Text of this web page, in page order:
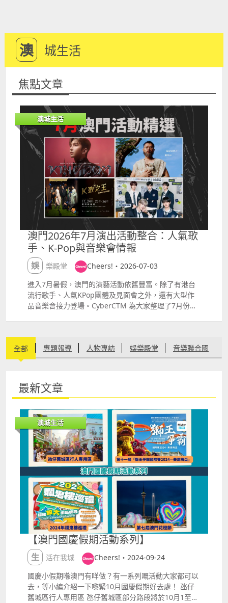
澳 城生活
焦點文章
澳城生活
澳門2026年7月演出活動整合：人氣歌
手、K-Pop與音樂會情報
娛樂殿堂
Cheers!・2026-07-03
進入7月暑假，澳門的演藝活動依舊豐富。除了有港台
流行歌手、人氣KPop團體及見面會之外，還有大型作
品音樂會接力登場。CyberCTM 為大家整理了7月份的
Anson Lo 帶同全新個人巡迴演唱會登陸澳門，帶來標
誌性的勁歌熱舞舞台，神徒們不容錯過。 日期：2026
年7月3日 4日 地點：倫敦人綜藝館 詳情：
sonlo2026.html 《湯令山 心零王子》澳門站 香港
Ramp;B 創作歌手Gareth.T 湯令山於銀河綜藝館開
唱，為樂迷現場帶來充滿個人特色的當代節奏藍調與深
情作品。 日期：2026年7月3日 5日 地點：銀河綜藝館
詳情：
httpswww.galaxymacau.comzhhantoffersentertain
mentgarethtprincenothingmacau 楊丞琳《房間裡
的大象》世界巡迴演唱會 澳門站 楊丞琳以全新主題重
返澳門舞台。本次演唱會以精心編排的歌單與舞台視覺
設計，帶領觀眾走進她的音樂世界。 日期：2026年7月
4日 地點：威尼斯人綜藝館 詳情：
httpshk.venetianmacao.comentertainmentrainieya
ng2026.html 攬佬澳門個人演唱會 2026 備受樂迷關注
的獨特男聲，將於7月上旬帶來一場具個人風格的流行
音樂夜。 日期：2026年7月4日 地點：澳門百老匯 詳
情：
httpswww.broadwaymacau.com.mozhhanteventsk
aiisyourgodexclusivesoloshowmacau 2026 芒果醬
Mango Jump《心跳保衛戰
全部 專題報導 人物專訪 娛樂殿堂 音樂聯合國
節慶盛事 環保自然
最新文章
澳城生活
【澳門國慶假期活動系列】
生活在我城
Cheers!・2024-09-24
國慶小假期喺澳門有咩做？有一系列嘅活動大家都可以
去，等小編介紹一下嚟緊10月國慶假期好去處！ 氹仔
舊城區行人專用區 氹仔舊城區部分路段將於10月1至7